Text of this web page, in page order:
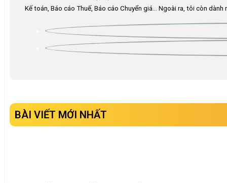
Kế toán, Báo cáo Thuế, Báo cáo Chuyển giá… Ngoài ra, tôi còn
BÀI VIẾT MỚI NHẤT